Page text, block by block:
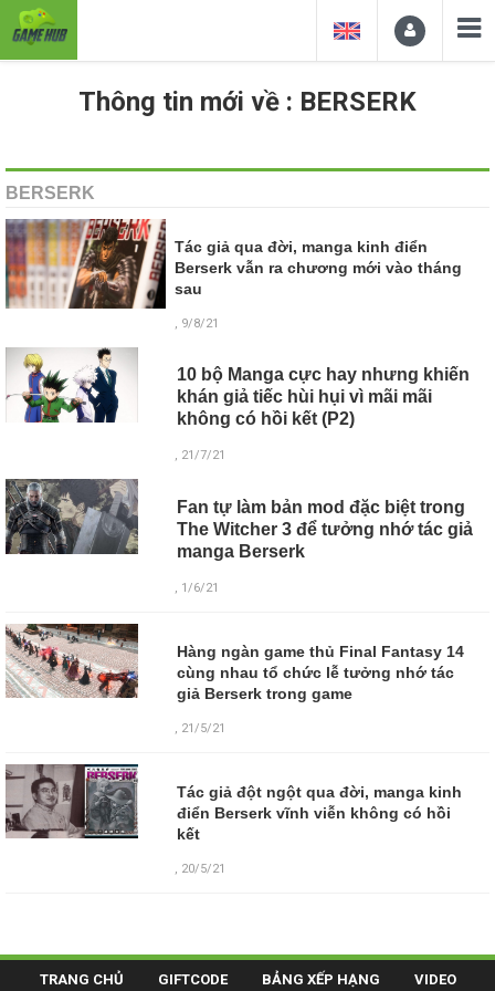
Thông tin mới về : BERSERK
BERSERK
Tác giả qua đời, manga kinh điển
Berserk vẫn ra chương mới vào tháng
sau
, 9/8/21
10 bộ Manga cực hay nhưng khiến
khán giả tiếc hùi hụi vì mãi mãi
không có hồi kết (P2)
, 21/7/21
Fan tự làm bản mod đặc biệt trong
The Witcher 3 để tưởng nhớ tác giả
manga Berserk
, 1/6/21
Hàng ngàn game thủ Final Fantasy 14
cùng nhau tổ chức lễ tưởng nhớ tác
giả Berserk trong game
, 21/5/21
Tác giả đột ngột qua đời, manga kinh
điển Berserk vĩnh viễn không có hồi
kết
, 20/5/21
TRANG CHỦ GIFTCODE BẢNG XẾP HẠNG VIDEO